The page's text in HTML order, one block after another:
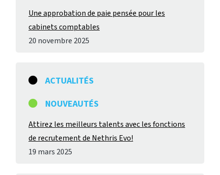
Une approbation de paie pensée pour les
cabinets comptables
20 novembre 2025
ACTUALITÉS
NOUVEAUTÉS
Attirez les meilleurs talents avec les fonctions
de recrutement de Nethris Evo!
19 mars 2025